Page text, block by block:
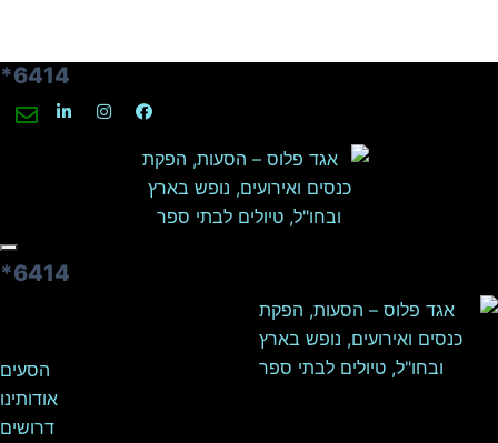
6414*
6414*
הסעים
אודותינו
דרושים